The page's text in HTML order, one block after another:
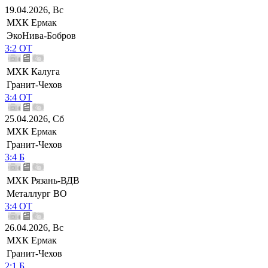
19.04.2026, Вс
МХК Ермак
ЭкоНива-Бобров
3:2 ОТ
МХК Калуга
Гранит-Чехов
3:4 ОТ
25.04.2026, Сб
МХК Ермак
Гранит-Чехов
3:4 Б
МХК Рязань-ВДВ
Металлург ВО
3:4 ОТ
26.04.2026, Вс
МХК Ермак
Гранит-Чехов
2:1 Б